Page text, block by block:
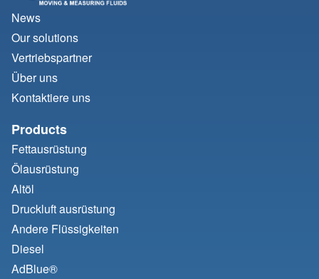
News
Our solutions
Vertriebspartner
Über uns
Kontaktiere uns
Products
Fettausrüstung
Ölausrüstung
Altöl
Druckluft ausrüstung
Andere Flüssigkeiten
Diesel
AdBlue®